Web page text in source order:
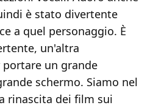
è stato divertente
a quel personaggio. È
un'altra
un grande
schermo. Siamo nel
rinascita dei film sui